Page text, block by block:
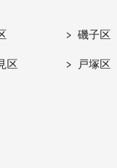
磯子区
区 戸塚区